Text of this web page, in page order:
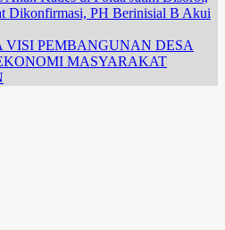
Dikonfirmasi, PH Berinisial B Akui
VISI PEMBANGUNAN DESA
MASYARAKAT